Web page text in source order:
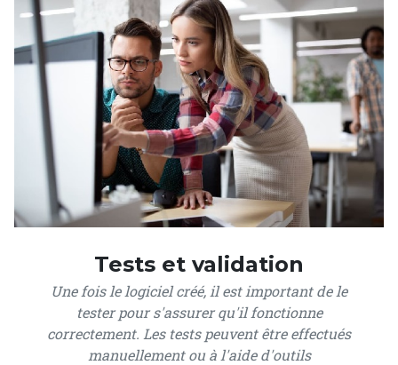
Tests et validation
Une fois le logiciel créé, il est important de le
tester pour s'assurer qu'il fonctionne
correctement. Les tests peuvent être effectués
manuellement ou à l'aide d'outils